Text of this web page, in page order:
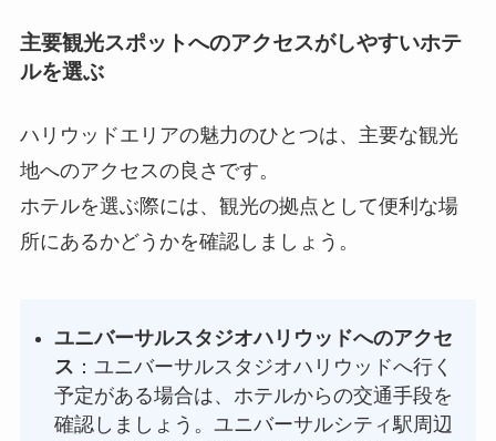
主要観光スポットへのアクセスがしやすいホテ
ルを選ぶ
ハリウッドエリアの魅力のひとつは、主要な観光
地へのアクセスの良さです。
ホテルを選ぶ際には、観光の拠点として便利な場
所にあるかどうかを確認しましょう。
ユニバーサルスタジオハリウッドへのアクセ
ス ：ユニバーサルスタジオハリウッドへ行く
予定がある場合は、ホテルからの交通手段を
確認しましょう。ユニバーサルシティ駅周辺